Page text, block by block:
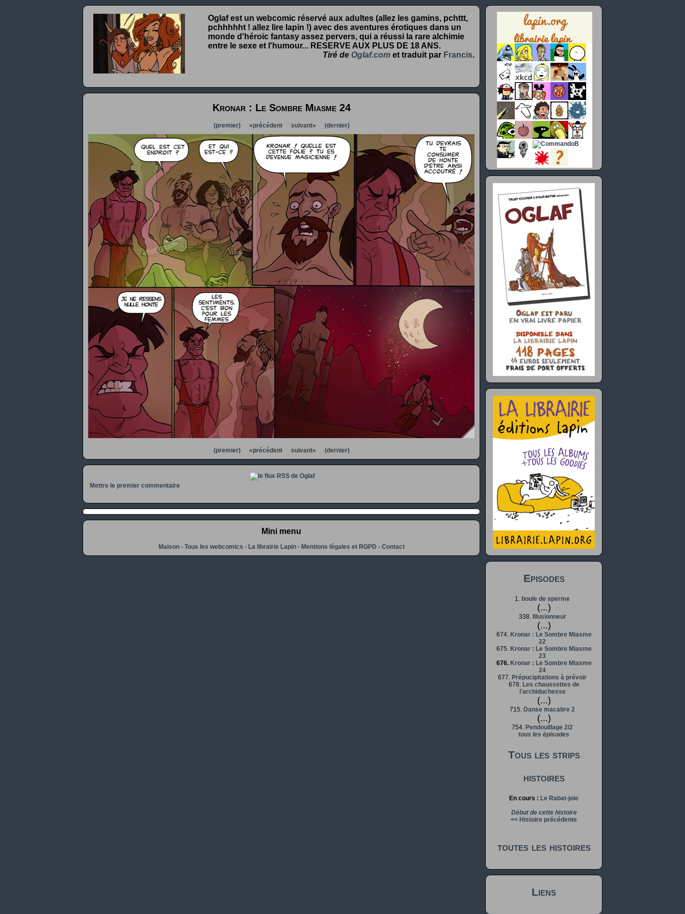
Oglaf est un webcomic réservé aux adultes (allez les gamins, pchttt,
pchhhhht ! allez lire lapin !) avec des aventures érotiques dans un
monde d'héroic fantasy assez pervers, qui a réussi la rare alchimie
entre le sexe et l'humour... RESERVE AUX PLUS DE 18 ANS.
Tiré de Oglaf.com et traduit par Francis.
Kronar : Le Sombre Miasme 24
(premier) «précédent suivant» (dernier)
(premier) «précédent suivant» (dernier)
Mettre le premier commentaire
Mini menu
Maison- Tous les webcomics - La librairie Lapin- Mentions légales et RGPD - Contact
Episodes
1. boule de sperme
(...)
338. Illusionneur
(...)
674. Kronar : Le Sombre Miasme
22
675. Kronar : Le Sombre Miasme
23
676. Kronar : Le Sombre Miasme
24
677. Prépucipitations à prévoir
678. Les chaussettes de
l'archiduchesse
(...)
715. Danse macabre 2
(...)
754. Pendouillage 2/2
tous les épisodes
Tous les strips
histoires
En cours : Le Rabat-joie
Début de cette histoire
<< Histoire précédente
toutes les histoires
Liens